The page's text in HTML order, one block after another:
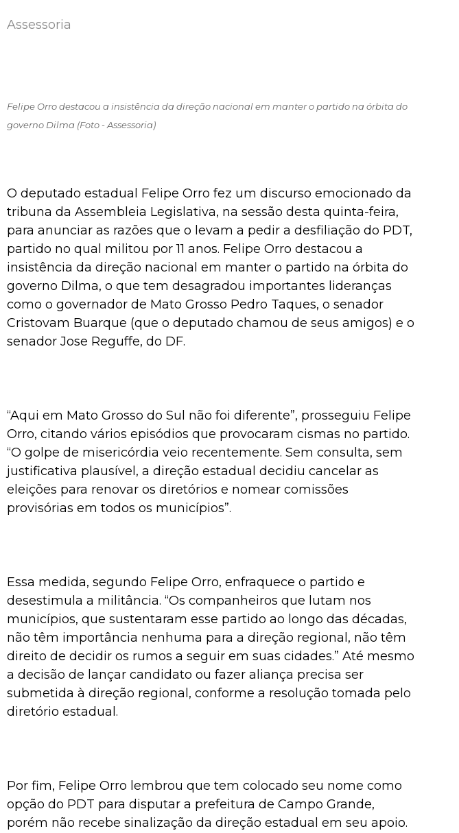
Assessoria
Felipe Orro destacou a insistência da direção nacional em manter o partido na órbita do
governo Dilma (Foto - Assessoria)
O deputado estadual Felipe Orro fez um discurso emocionado da
tribuna da Assembleia Legislativa, na sessão desta quinta-feira,
para anunciar as razões que o levam a pedir a desfiliação do PDT,
partido no qual militou por 11 anos. Felipe Orro destacou a
insistência da direção nacional em manter o partido na órbita do
governo Dilma, o que tem desagradou importantes lideranças
como o governador de Mato Grosso Pedro Taques, o senador
Cristovam Buarque (que o deputado chamou de seus amigos) e o
senador Jose Reguffe, do DF.
“Aqui em Mato Grosso do Sul não foi diferente”, prosseguiu Felipe
Orro, citando vários episódios que provocaram cismas no partido.
“O golpe de misericórdia veio recentemente. Sem consulta, sem
justificativa plausível, a direção estadual decidiu cancelar as
eleições para renovar os diretórios e nomear comissões
provisórias em todos os municípios”.
Essa medida, segundo Felipe Orro, enfraquece o partido e
desestimula a militância. “Os companheiros que lutam nos
municípios, que sustentaram esse partido ao longo das décadas,
não têm importância nenhuma para a direção regional, não têm
direito de decidir os rumos a seguir em suas cidades.” Até mesmo
a decisão de lançar candidato ou fazer aliança precisa ser
submetida à direção regional, conforme a resolução tomada pelo
diretório estadual.
Por fim, Felipe Orro lembrou que tem colocado seu nome como
opção do PDT para disputar a prefeitura de Campo Grande,
porém não recebe sinalização da direção estadual em seu apoio.